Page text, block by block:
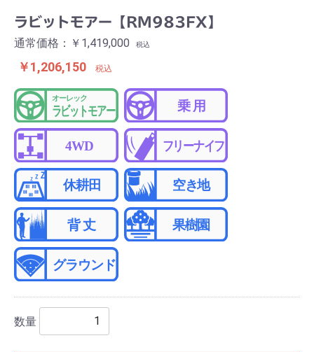
ラビットモアー【RM983FX】
通常価格：￥1,419,000 税込
￥1,206,150 税込
数量